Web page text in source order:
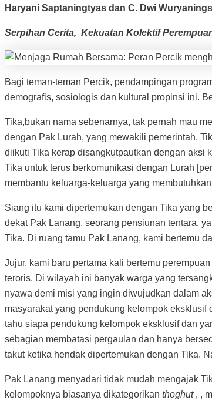
Haryani Saptaningtyas dan C. Dwi
Serpihan Cerita, Kekuatan Kolektif
Bagi teman-teman Percik, pendampingan
demografis, sosiologis dan kultural propinsi ini.
Tika,bukan nama sebenarnya, tak pernah mau
dengan Pak Lurah, yang mewakili pemerintah.
diikuti Tika kerap disangkutpautkan dengan aksi
Tika untuk terus berkomunikasi dengan Lurah
membantu keluarga-keluarga yang
Siang itu kami dipertemukan dengan Tika yang
dekat Pak Lanang, seorang pensiunan tentara,
Tika. Di ruang tamu Pak Lanang, kami bertemu
Jujur, kami baru pertama kali bertemu
teroris. Di wilayah ini banyak warga yang
nyawa demi misi yang ingin diwujudkan dalam
masyarakat yang pendukung kelompok
tahu siapa pendukung kelompok eksklusif dan
sebagian membatasi pergaulan dan hanya
takut ketika hendak dipertemukan dengan Tika.
Pak Lanang menyadari tidak mudah mengajak
kelompoknya biasanya dikategorikan thoghut , ,